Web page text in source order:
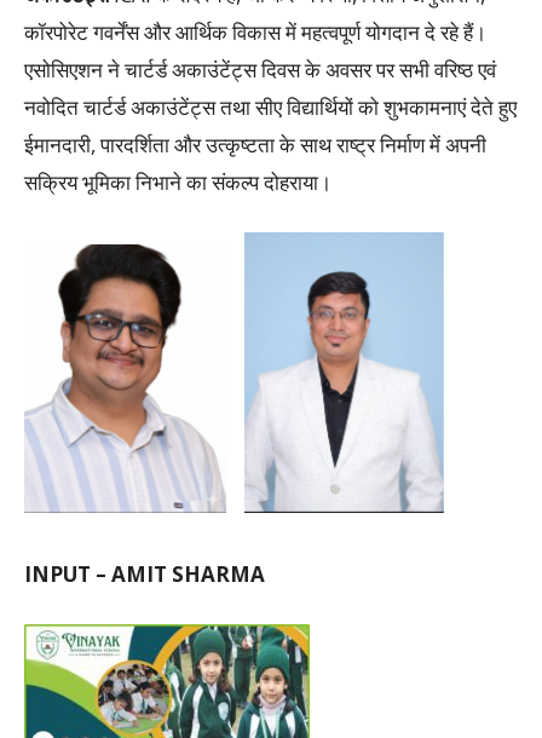
कॉरपोरेट गवर्नेंस और आर्थिक विकास में महत्वपूर्ण योगदान दे रहे हैं।
एसोसिएशन ने चार्टर्ड अकाउंटेंट्स दिवस के अवसर पर सभी वरिष्ठ एवं
नवोदित चार्टर्ड अकाउंटेंट्स तथा सीए विद्यार्थियों को शुभकामनाएं देते हुए
ईमानदारी, पारदर्शिता और उत्कृष्टता के साथ राष्ट्र निर्माण में अपनी
सक्रिय भूमिका निभाने का संकल्प दोहराया।
INPUT – AMIT SHARMA